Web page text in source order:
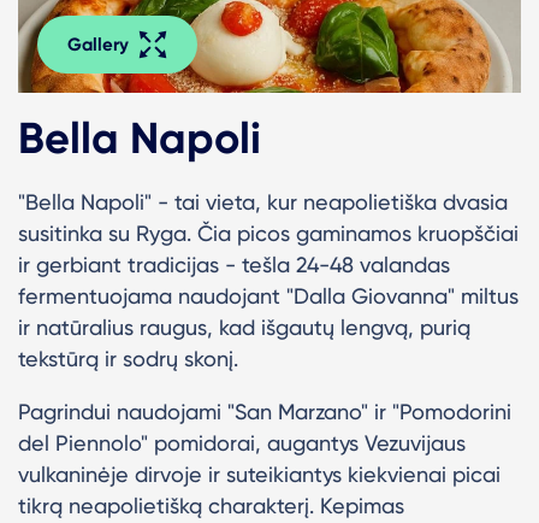
Gallery
Bella Napoli
"Bella Napoli" - tai vieta, kur neapolietiška dvasia
susitinka su Ryga. Čia picos gaminamos kruopščiai
ir gerbiant tradicijas - tešla 24-48 valandas
fermentuojama naudojant "Dalla Giovanna" miltus
ir natūralius raugus, kad išgautų lengvą, purią
tekstūrą ir sodrų skonį.
Pagrindui naudojami "San Marzano" ir "Pomodorini
del Piennolo" pomidorai, augantys Vezuvijaus
vulkaninėje dirvoje ir suteikiantys kiekvienai picai
tikrą neapolietišką charakterį. Kepimas